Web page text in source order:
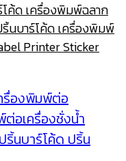
฿.
ค้ด เครื่องพิมพ์ฉลาก
นบาร์โค้ด เครื่องพิมพ์
Printer Sticker